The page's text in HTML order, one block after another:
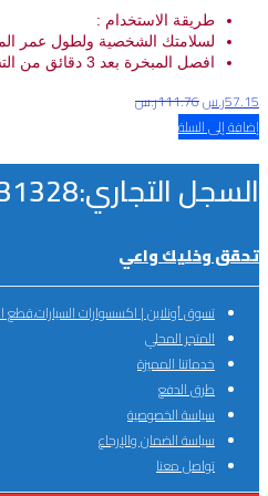
طريقة الاستخدام :
لسلامتك الشخصية ولطول عمر
افصل المبخرة بعد 3 دقائق من التشغيل
57.15ر.س111.76ر.س
إضافة إلى السلة
السجل التجاري:4031231328
تحقق وخليك واعي
تسوق أونلاين | اكسسوارات السيارات،قطع
المتجر المحلي
خدماتنا المميزة
طرق الدفع
سياسة الخصوصية
سياسة الضمان والإرجاع
تواصل معنا